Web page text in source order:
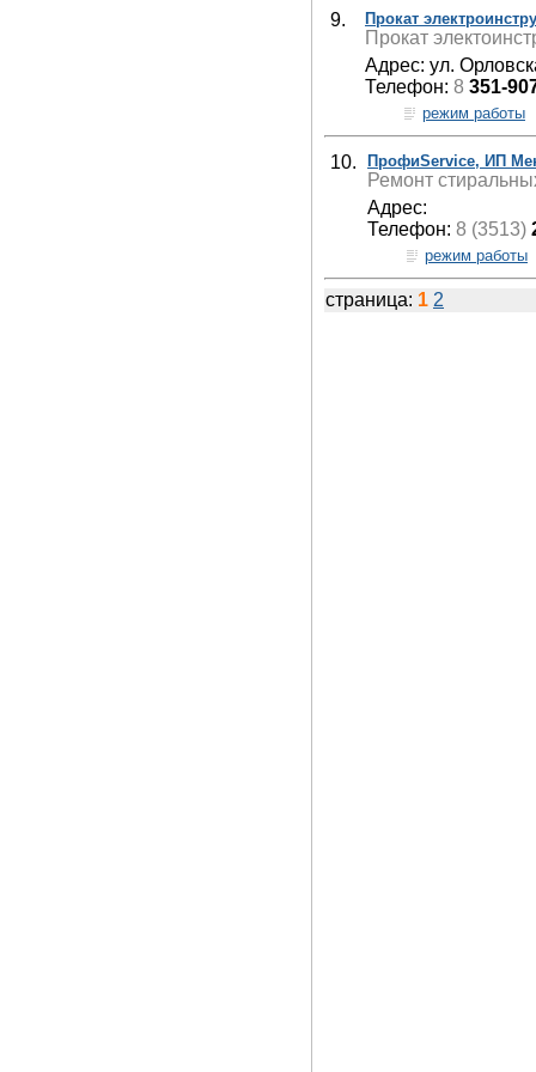
9. Прокат
Прокат
Адрес: ул.
Телефон: 8 351-
режим работы
10. ПрофиService, ИП
Ремонт
Адрес:
Телефон: 8 (3513)
режим работы
страница: 1 2